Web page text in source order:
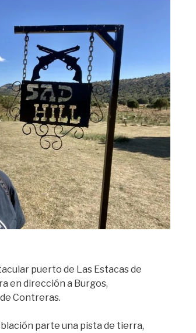
puerto de Las Estacas de
en dirección a Burgos,
Contreras.
parte una pista de tierra,